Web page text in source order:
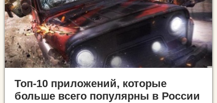
Топ-10 приложений, которые
больше всего популярны в России